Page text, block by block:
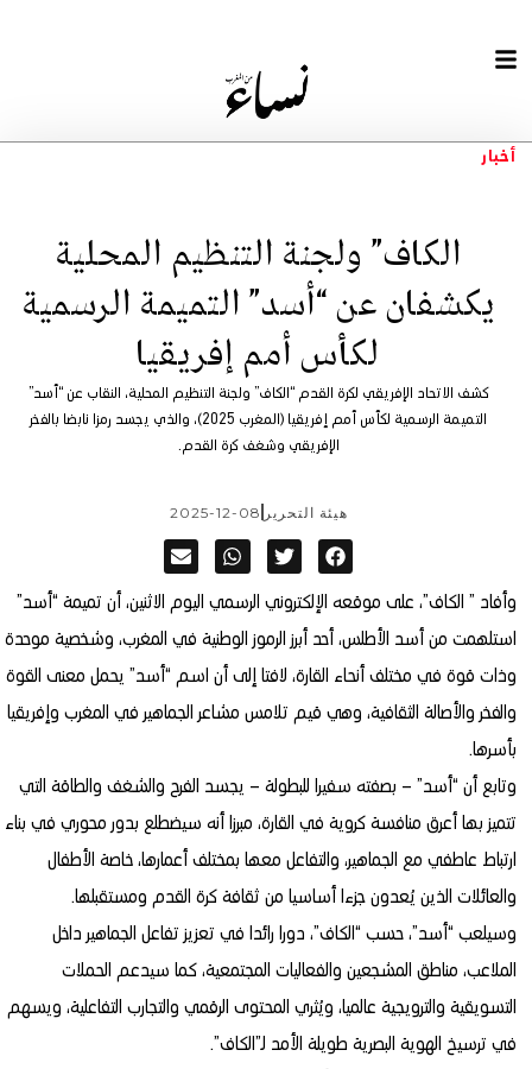
أخبار
الكاف” ولجنة التنظيم المحلية
يكشفان عن “أسد” التميمة الرسمية
لكأس أمم إفريقيا
كشف الاتحاد الإفريقي لكرة القدم “الكاف” ولجنة التنظيم المحلية، النقاب عن “أسد”
التميمة الرسمية لكأس أمم إفريقيا (المغرب 2025)، والذي يجسد رمزا نابضا بالفخر
الإفريقي وشغف كرة القدم.
هيئة التحرير 2025-12-08
وأفاد ” الكاف”، على موقعه الإلكتروني الرسمي اليوم الاثنين، أن تميمة “أسد”
استلهمت من أسد الأطلس، أحد أبرز الرموز الوطنية في المغرب، وشخصية موحدة
وذات قوة في مختلف أنحاء القارة، لافتا إلى أن اسم “أسد” يحمل معنى القوة
والفخر والأصالة الثقافية، وهي قيم تلامس مشاعر الجماهير في المغرب وإفريقيا
بأسرها.
وتابع أن “أسد” – بصفته سفيرا للبطولة – يجسد الفرح والشغف والطاقة التي
تتميز بها أعرق منافسة كروية في القارة، مبرزا أنه سيضطلع بدور محوري في بناء
ارتباط عاطفي مع الجماهير، والتفاعل معها بمختلف أعمارها، خاصة الأطفال
والعائلات الذين يُعدون جزءا أساسيا من ثقافة كرة القدم ومستقبلها.
وسيلعب “أسد”، حسب “الكاف”، دورا رائدا في تعزيز تفاعل الجماهير داخل
الملاعب، مناطق المشجعين والفعاليات المجتمعية، كما سيدعم الحملات
التسويقية والترويجية عالميا، ويُثري المحتوى الرقمي والتجارب التفاعلية، ويسهم
في ترسيخ الهوية البصرية طويلة الأمد لـ”الكاف”.